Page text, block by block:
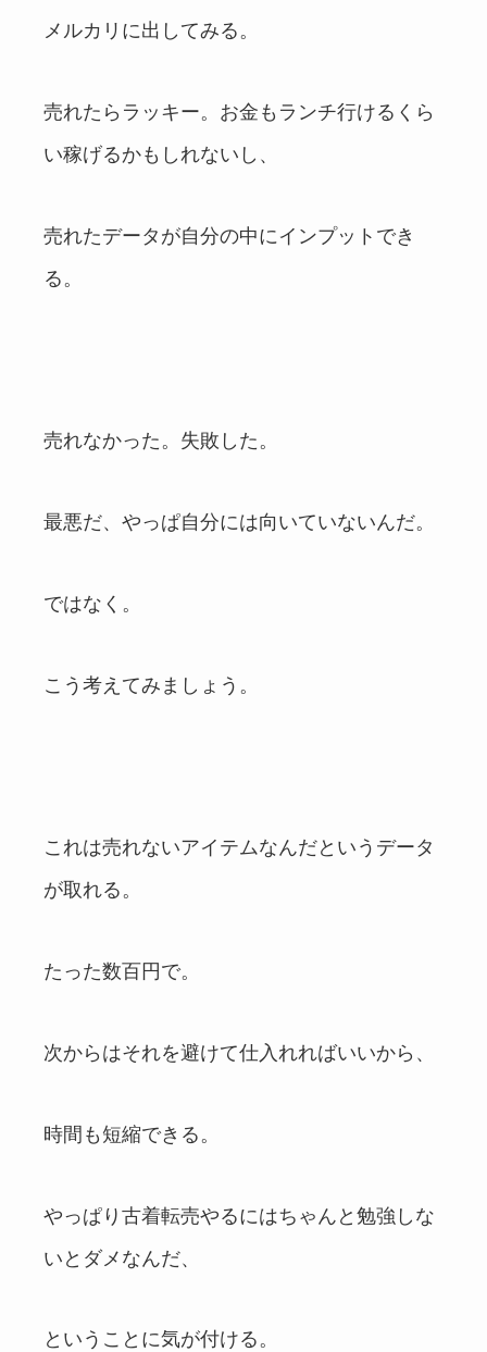
メルカリに出してみる。
売れたらラッキー。お金もランチ行けるくら
い稼げるかもしれないし、
売れたデータが自分の中にインプットでき
る。
売れなかった。失敗した。
最悪だ、やっぱ自分には向いていないんだ。
ではなく。
こう考えてみましょう。
これは売れないアイテムなんだというデータ
が取れる。
たった数百円で。
次からはそれを避けて仕入れればいいから、
時間も短縮できる。
やっぱり古着転売やるにはちゃんと勉強しな
いとダメなんだ、
ということに気が付ける。